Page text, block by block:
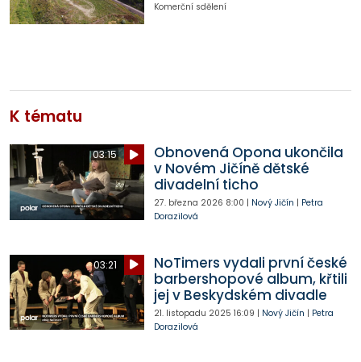
Komerční sdělení
K tématu
03:15
Obnovená Opona ukončila
v Novém Jičíně dětské
divadelní ticho
27. března 2026 8:00 | Nový Jičín | Petra
Dorazilová
03:21
NoTimers vydali první české
barbershopové album, křtili
jej v Beskydském divadle
21. listopadu 2025 16:09 | Nový Jičín | Petra
Dorazilová